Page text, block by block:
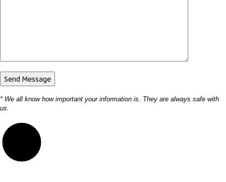
* We all know how important your information is. They are always safe with
us.